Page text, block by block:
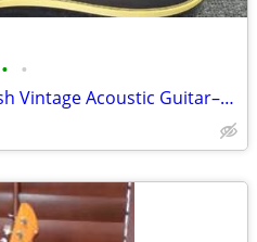
• •
Gibson Dove–Natural Finish Vintage Acoustic Guitar–Original Hardshell